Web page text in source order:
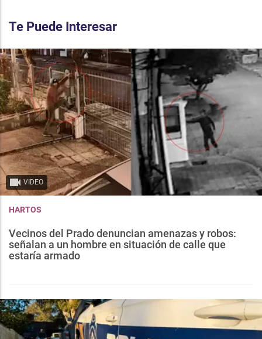
Te Puede Interesar
VIDEO
HARTOS
Vecinos del Prado denuncian amenazas y robos:
señalan a un hombre en situación de calle que
estaría armado